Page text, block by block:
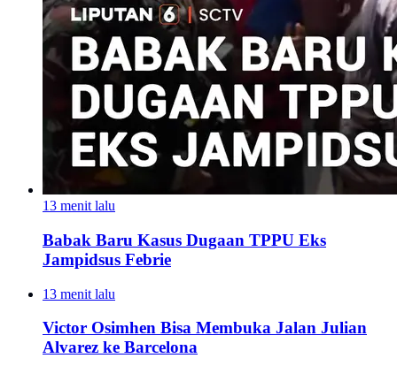
13 menit lalu
Babak Baru Kasus Dugaan TPPU Eks
Jampidsus Febrie
13 menit lalu
Victor Osimhen Bisa Membuka Jalan Julian
Alvarez ke Barcelona